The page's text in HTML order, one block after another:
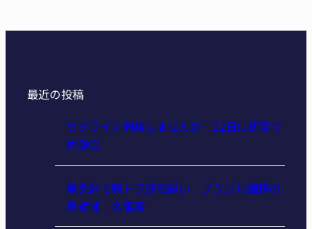
最近の投稿
ウクライナ刺繍しませんか 22日に伊賀で
体験会
無免許で軽トラ運転疑い ブラジル国籍の
男逮捕 名張署